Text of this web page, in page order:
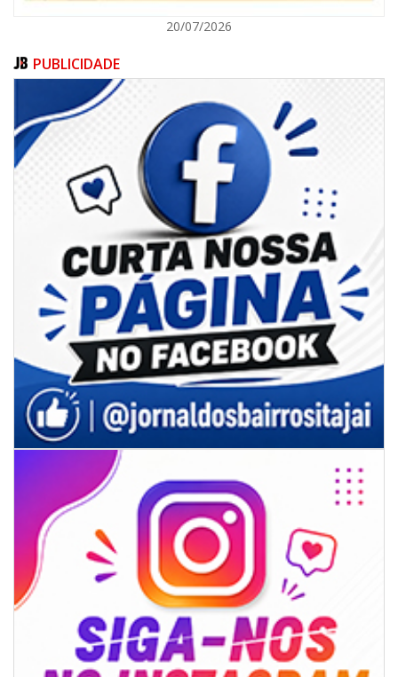
07/08/2026 | 18:12
Festa das Tradições Brasileiras reúne 4.145 pessoas na estreia, e
Reginaldo Sama sobe ao palco nesta sexta, às 19h
BALNEÁRIO CAMBORIÚ
20/07/2026
PUBLICIDADE